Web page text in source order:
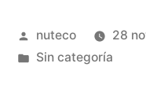
Publicada
por
nuteco
28
Publicada
Sin categoría